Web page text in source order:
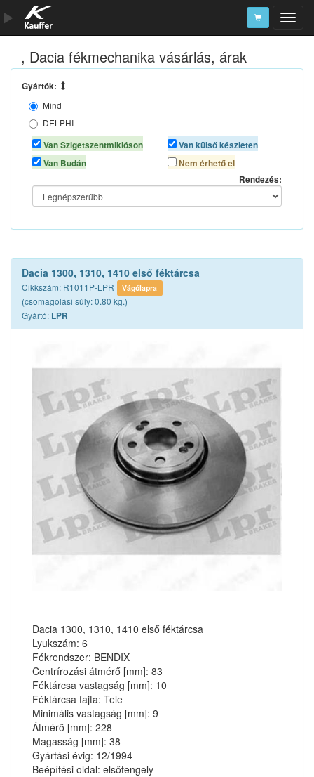
Szerszámkatalógus
Kosár
Alkatrészek
, Dacia fékmechanika vásárlás, árak
Gyártók:
Mind
DELPHI
LPR
RENAULT
Van Szigetszentmiklóson
Van Budán
Van külső készleten
Nem érhető el
Rendezés:
Dacia 1300, 1310, 1410 első féktárcsa
Cikkszám: R1011P-LPR Vágólapra
(csomagolási súly: 0.80 kg.)
Gyártó: LPR
Dacia 1300, 1310, 1410 első féktárcsa
Lyukszám: 6
Fékrendszer: BENDIX
Centrírozási átmérő [mm]: 83
Féktárcsa vastagság [mm]: 10
Féktárcsa fajta: Tele
Minimális vastagság [mm]: 9
Átmérő [mm]: 228
Magasság [mm]: 38
Gyártási évig: 12/1994
Beépítési oldal: elsőtengely